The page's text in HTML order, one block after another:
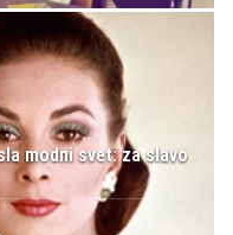
modni svet: za slavo